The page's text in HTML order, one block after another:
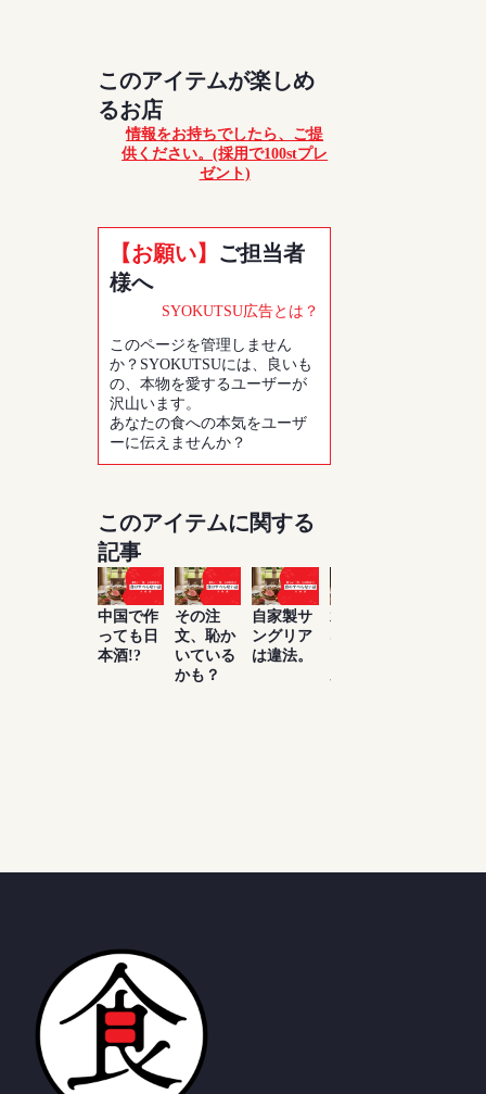
このアイテムが楽しめ
るお店
情報をお持ちでしたら、ご提
供ください。(採用で100stプレ
ゼント)
【お願い】
ご担当者
様へ
SYOKUTSU広告とは？
このページを管理しません
か？SYOKUTSUには、良いも
の、本物を愛するユーザーが
沢山います。
あなたの食への本気をユーザ
ーに伝えませんか？
このアイテムに関する
記事
中国で作
っても日
本酒!?
その注
文、恥か
いている
かも？
自家製サ
ングリア
は違法。
水は飲め
ないけ